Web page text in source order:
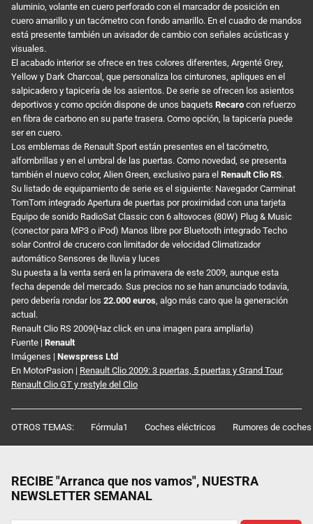
aluminio, volante en cuero perforado con el marcador de posición en
cuero amarillo y un tacómetro con fondo amarillo. En el cuadro de mandos
está presente también un avisador de cambio con señales acústicas y
visuales.
El acabado interior se ofrece en tres colores diferentes, Argenté Grey,
Yellow y Dark Charcoal, que personaliza los cinturones, apliques en el
salpicadero y tapicería de los asientos. De serie se ofrecen los asientos
deportivos y como opción dispone de unos baquets Recaro con refuerzo
en fibra de carbono en su parte trasera. Como opción, la tapicería puede
ser en cuero.
Los emblemas de Renault Sport están presentes en el tacómetro,
alfombrillas y en el umbral de las puertas. Como novedad, se presenta
también el nuevo color, Alien Green, exclusivo para el Renault Clio RS.
Su listado de equipamiento de serie es el siguiente: Navegador Carminat
TomTom integrado Apertura de puertas por proximidad con una tarjeta
Equipo de sonido RadioSat Classic con 6 altovoces (80W) Plug & Music
(conector para MP3 o iPod) Manos libre por Bluetooth integrado Techo
solar Control de crucero con limitador de velocidad Climatizador
automático Sensores de lluvia y luces
Su puesta a la venta será en la primavera de este 2009, aunque esta
fecha depende del mercado. Sus precios no se han anunciado todavía,
pero debería rondar los 22.000 euros , algo más caro que la generación
actual.
Renault Clio RS 2009(Haz click en una imagen para ampliarla)
Fuente | Renault
Imágenes | Newspress Ltd
En MotorPasion | Renault Clio 2009: 3 puertas, 5 puertas y Grand Tour,
Renault Clio GT y restyle del Clio
OTROS TEMAS: Fórmula1 Coches eléctricos Rumores de coches
RECIBE "Arranca que nos vamos", NUESTRA
NEWSLETTER SEMANAL